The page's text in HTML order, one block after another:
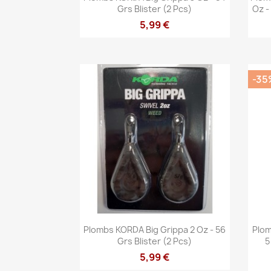
Grs Blister (2 Pcs)
5,99 €
Oz -
Vista rápida
Plombs KORDA Big Grippa 2 Oz - 56
Grs Blister (2 Pcs)
5,99 €
-